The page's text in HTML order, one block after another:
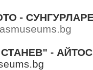
-
- АЙТОС